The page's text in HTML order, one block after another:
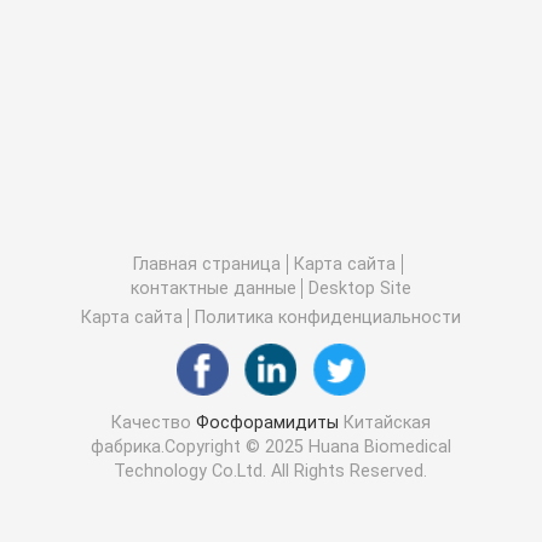
Главная страница
Карта сайта
контактные данные
Desktop Site
Карта сайта
Политика конфиденциальности
Качество Фосфорамидиты Китайская
фабрика.Copyright © 2025 Huana Biomedical
Technology Co.Ltd. All Rights Reserved.